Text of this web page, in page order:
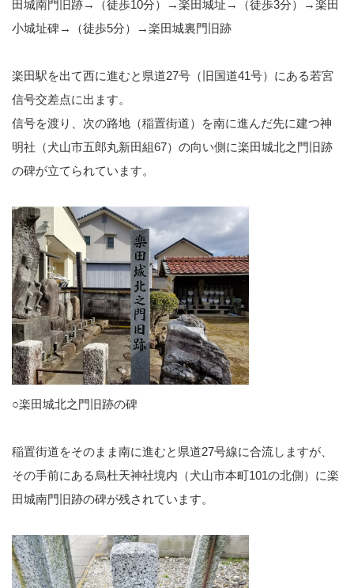
田城南門旧跡→（徒歩10分）→楽田城址→（徒歩3分）→楽田
小城址碑→（徒歩5分）→楽田城裏門旧跡
楽田駅を出て西に進むと県道27号（旧国道41号）にある若宮
信号交差点に出ます。
信号を渡り、次の路地（稲置街道）を南に進んだ先に建つ神
明社（犬山市五郎丸新田組67）の向い側に楽田城北之門旧跡
の碑が立てられています。
○楽田城北之門旧跡の碑
稲置街道をそのまま南に進むと県道27号線に合流しますが、
その手前にある烏杜天神社境内（犬山市本町101の北側）に楽
田城南門旧跡の碑が残されています。